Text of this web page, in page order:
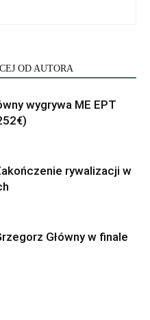
OD AUTORA
wygrywa ME EPT
rywalizacji w
Główny w finale